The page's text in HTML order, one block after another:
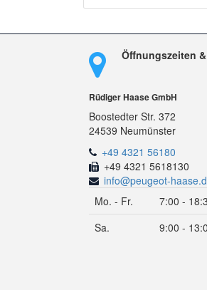
Öffnungszeiten
Rüdiger Haase GmbH
Boostedter Str. 372
24539 Neumünster
+49 4321 56180
+49 4321 5618130
info@peugeot-
Mo. - Fr.
7:00 -
Sa.
9:00 -